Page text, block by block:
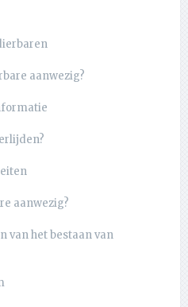
aanwezig?
aanwezig?
van het bestaan van